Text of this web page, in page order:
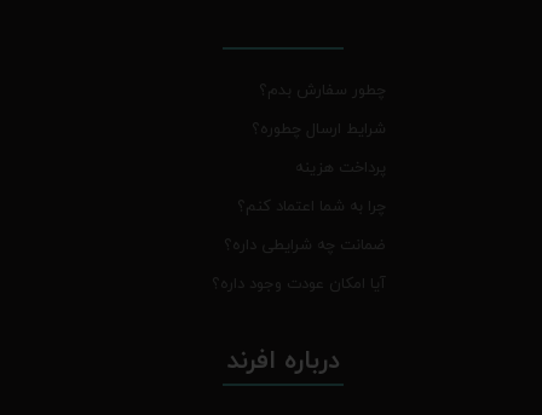
چطور سفارش بدم؟
شرایط ارسال چطوره؟
پرداخت هزینه
چرا به شما اعتماد کنم؟
ضمانت چه شرایطی داره؟
آیا امکان عودت وجود داره؟
درباره افرند